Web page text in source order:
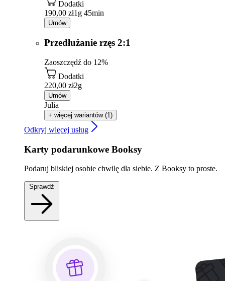
Dodatki
190,00 zł1g 45min
Umów
Przedłużanie rzęs 2:1
Zaoszczędź do 12%
Dodatki
220,00 zł2g
Umów
Julia
+ więcej wariantów (1)
Odkryj więcej usług
Karty podarunkowe Booksy
Podaruj bliskiej osobie chwilę dla siebie. Z Booksy to proste.